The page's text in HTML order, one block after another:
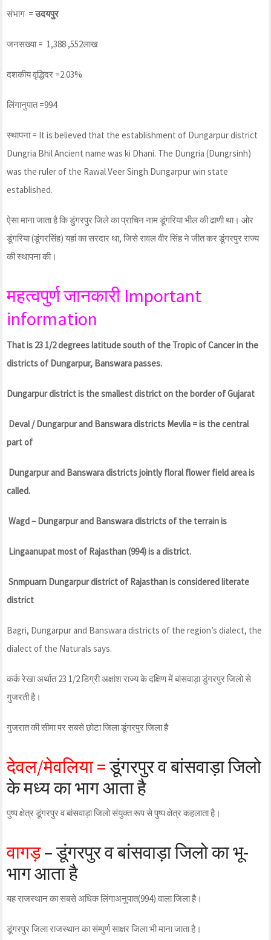
संभाग = उदयपुर
जनसख्या = 1,388 ,552लाख
दशकीय वृद्धिदर =2.03%
लिंगानुपात =994
स्थापना = It is believed that the establishment of Dungarpur district
Dungria Bhil Ancient name was ki Dhani. The Dungria (Dungrsinh)
was the ruler of the Rawal Veer Singh Dungarpur win state
established.
ऐसा माना जाता है कि डुंगरपुर जिले का प्राचिन नाम डूंगरिया भील की ढाणी था। ओर
डूंगरिया (डूंगरसिंह) यहां का सरदार था, जिसे रावल वीर सिंह ने जीत कर डूंगरपुर राज्य
की स्थापना की।
महत्वपुर्ण जानकारी Important
information
That is 23 1/2 degrees latitude south of the Tropic of Cancer in the
districts of Dungarpur, Banswara passes.
Dungarpur district is the smallest district on the border of Gujarat
Deval / Dungarpur and Banswara districts Mevlia = is the central
part of
Dungarpur and Banswara districts jointly floral flower field area is
called.
Wagd – Dungarpur and Banswara districts of the terrain is
Lingaanupat most of Rajasthan (994) is a district.
Snmpuarn Dungarpur district of Rajasthan is considered literate
district
Bagri, Dungarpur and Banswara districts of the region’s dialect, the
dialect of the Naturals says.
कर्क रेखा अर्थात 23 1/2 डिग्री अक्षांश राज्य के दक्षिण में बांसवाड़ा डुंगरपुर जिलो से
गुजरती है।
गुजरात की सीमा पर सबसे छोटा जिला डूंगरपुर जिला है
देवल/मेवलिया =डूंगरपुर व बांसवाड़ा जिलो
के मध्य का भाग आता है
पुष्प क्षेत्र डूंगरपुर व बांसवाड़ा जिलो संयुक्त रूप से पुष्प क्षेत्र कहलाता है।
वागड़– डूंगरपुर व बांसवाड़ा जिलो का भू-
भाग आता है
यह राजस्थान का सबसे अधिक लिंगाअनुपात(994) वाला जिला है।
डूंगरपुर जिला राजस्थान का संम्पुर्ण साक्षर जिला भी माना जाता है।